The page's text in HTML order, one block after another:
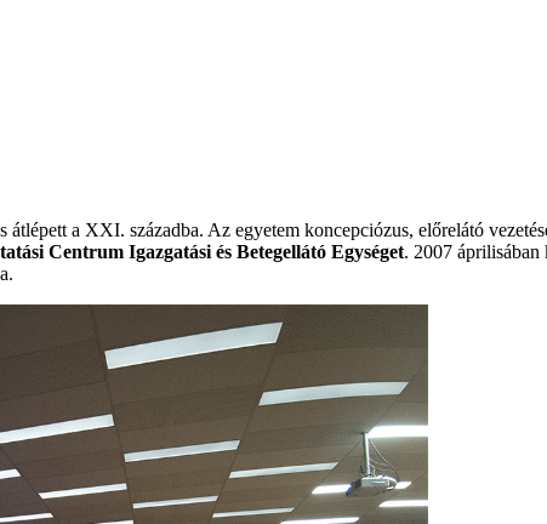
a XXI. századba. Az egyetem koncepciózus, előrelátó
Centrum Igazgatási és Betegellátó Egységet. 2007